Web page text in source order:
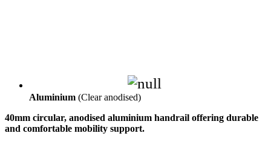
Aluminium (Clear anodised)
40mm circular, anodised aluminium handrail offering durable
and comfortable mobility support.